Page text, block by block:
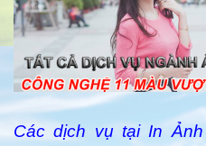
Các dịch vụ tại In